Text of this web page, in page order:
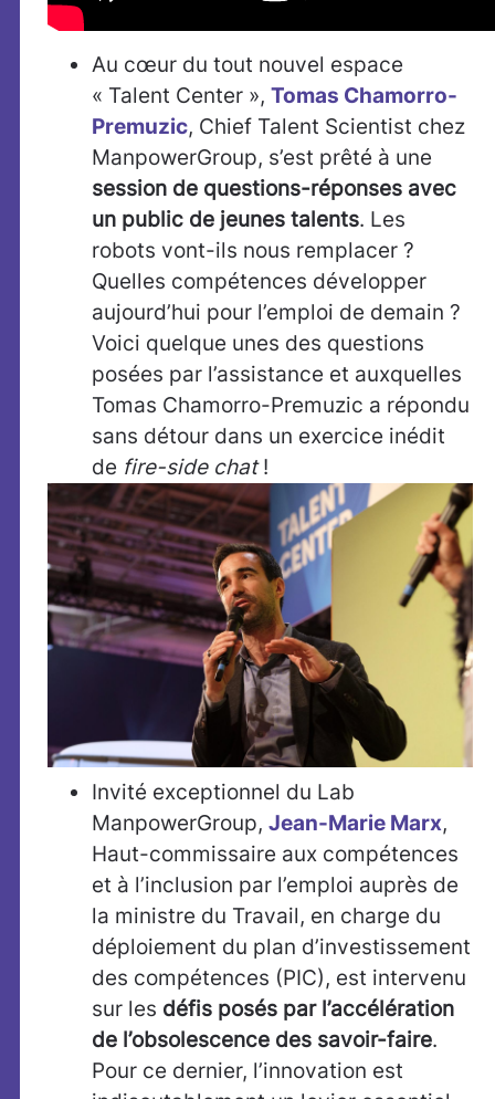
Au cœur du tout nouvel espace
« Talent Center », Tomas Chamorro-
Premuzic, Chief Talent Scientist chez
ManpowerGroup, s’est prêté à une
session de questions-réponses avec
un public de jeunes talents. Les
robots vont-ils nous remplacer ?
Quelles compétences développer
aujourd’hui pour l’emploi de demain ?
Voici quelque unes des questions
posées par l’assistance et auxquelles
Tomas Chamorro-Premuzic a répondu
sans détour dans un exercice inédit
de fire-side chat!
Invité exceptionnel du Lab
ManpowerGroup, Jean-Marie Marx,
Haut-commissaire aux compétences
et à l’inclusion par l’emploi auprès de
la ministre du Travail, en charge du
déploiement du plan d’investissement
des compétences (PIC), est intervenu
sur les défis posés par l’accélération
de l’obsolescence des savoir-faire.
Pour ce dernier, l’innovation est